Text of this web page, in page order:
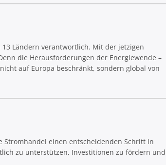
Ländern verantwortlich. Mit der jetzigen
die Herausforderungen der Energiewende –
auf Europa beschränkt, sondern global von
einen entscheidenden Schritt in
zu unterstützen, Investitionen zu fördern und